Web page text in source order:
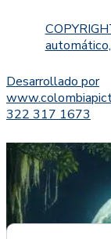
Desarrollado por
322 317 1673